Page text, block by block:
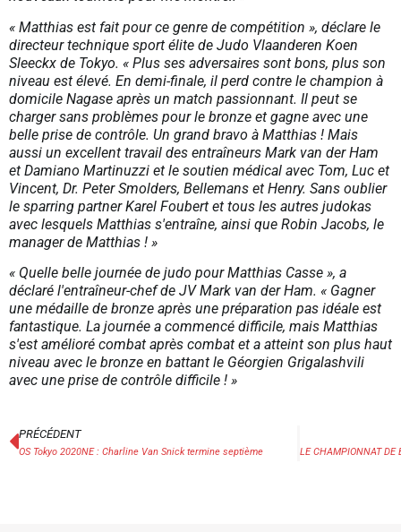
« Matthias est fait pour ce genre de compétition », déclare le
directeur technique sport élite de Judo Vlaanderen Koen
Sleeckx de Tokyo. « Plus ses adversaires sont bons, plus son
niveau est élevé. En demi-finale, il perd contre le champion à
domicile Nagase après un match passionnant. Il peut se
charger sans problèmes pour le bronze et gagne avec une
belle prise de contrôle. Un grand bravo à Matthias ! Mais
aussi un excellent travail des entraîneurs Mark van der Ham
et Damiano Martinuzzi et le soutien médical avec Tom, Luc et
Vincent, Dr. Peter Smolders, Bellemans et Henry. Sans oublier
le sparring partner Karel Foubert et tous les autres judokas
avec lesquels Matthias s'entraîne, ainsi que Robin Jacobs, le
manager de Matthias ! »
« Quelle belle journée de judo pour Matthias Casse », a
déclaré l'entraîneur-chef de JV Mark van der Ham. « Gagner
une médaille de bronze après une préparation pas idéale est
fantastique. La journée a commencé difficile, mais Matthias
s'est amélioré combat après combat et a atteint son plus haut
niveau avec le bronze en battant le Géorgien Grigalashvili
avec une prise de contrôle difficile ! »
PRÉCÉDENT
OS Tokyo 2020NE : Charline Van Snick termine septième